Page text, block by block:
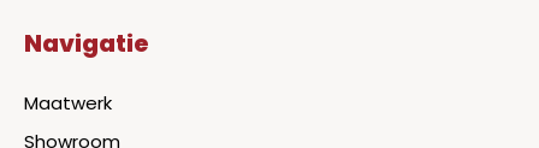
Navigatie
Maatwerk
Showroom